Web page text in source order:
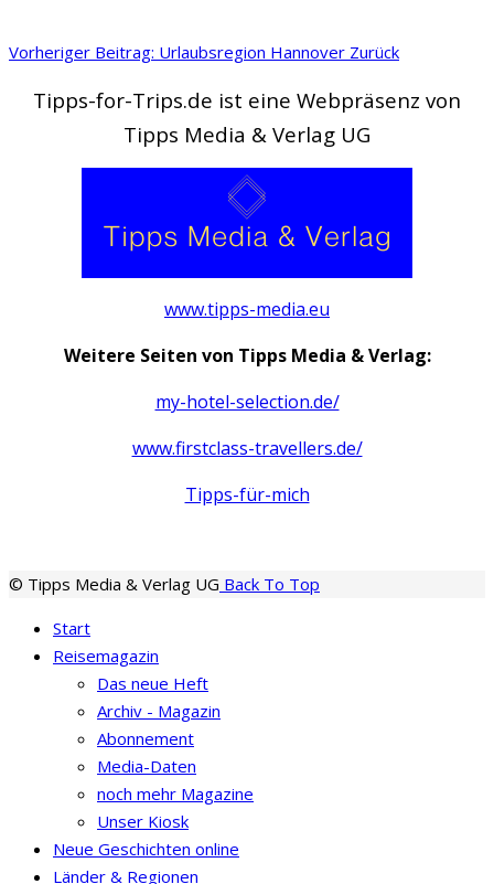
Vorheriger Beitrag: Urlaubsregion Hannover Zurück
Tipps-for-Trips.de ist eine Webpräsenz von
Tipps Media & Verlag UG
www.tipps-media.eu
Weitere Seiten von Tipps Media & Verlag:
my-hotel-selection.de/
www.firstclass-travellers.de/
Tipps-für-mich
© Tipps Media & Verlag UG Back To Top
Start
Reisemagazin
Das neue Heft
Archiv - Magazin
Abonnement
Media-Daten
noch mehr Magazine
Unser Kiosk
Neue Geschichten online
Länder & Regionen